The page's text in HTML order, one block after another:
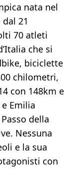
nata nel
21
70 atleti
che si
biciclette
chilometri,
con 148km e
Emilia
della
Nessuna
e la sua
con